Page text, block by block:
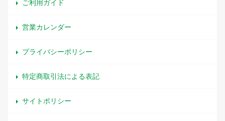
ご利用ガイド
営業カレンダー
プライバシーポリシー
特定商取引法による表記
サイトポリシー